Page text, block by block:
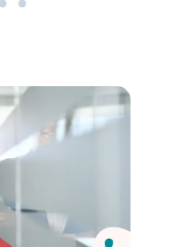
dossier médical en parallèle